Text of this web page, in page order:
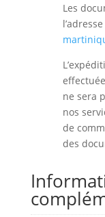
Les
ne sera
nos
de
des